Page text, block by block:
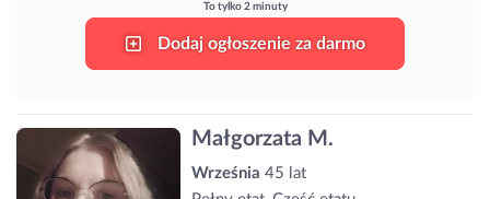
To tylko 2 minuty
Dodaj ogłoszenie za darmo
Małgorzata M.
Września 45 lat